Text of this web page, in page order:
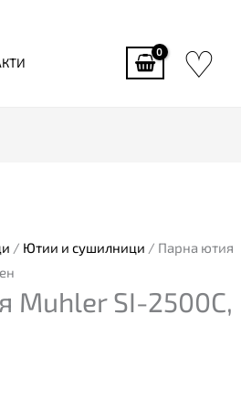
♡
/ Ютии и сушилници / Парна ютия
Muhler SI-2500C,